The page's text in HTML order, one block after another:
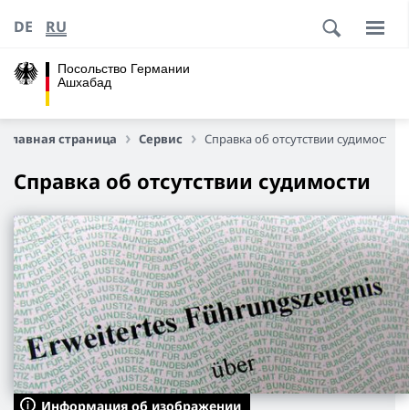
Посольство Германии
Ашхабад
DE RU
Главная страница Сервис Справка об отсутствии судимости
Справка об отсутствии судимости
Информация об изображении